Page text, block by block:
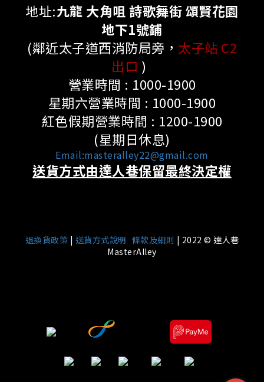
地址:九龍 大角咀 詩歌舞街 頌賢花園
地下1號鋪
(鄰近太子道西消防局旁， 太子站 C2
出口 )
營業時間 : 1000-1900
星期六營業時間 : 1000-1900
紅色假期營業時間 : 1200-1900
(星期日休息)
Email:masteralley22@gmail.com
送貨方式由達人巷保留最終決定權
退換貨政策 | 送貨方式說明 條款及細則 | 2022 © 達人巷
MasterAlley